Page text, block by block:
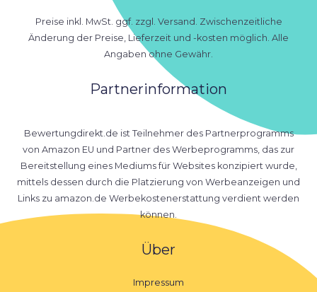
Preise inkl. MwSt. ggf. zzgl. Versand. Zwischenzeitliche
Änderung der Preise, Lieferzeit und -kosten möglich. Alle
Angaben ohne Gewähr.
Partnerinformation
Bewertungdirekt.de ist Teilnehmer des Partnerprogramms
von Amazon EU und Partner des Werbeprogramms, das zur
Bereitstellung eines Mediums für Websites konzipiert wurde,
mittels dessen durch die Platzierung von Werbeanzeigen und
Links zu amazon.de Werbekostenerstattung verdient werden
können.
Über
Impressum